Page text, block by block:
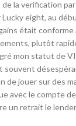
la verification
eight, au
était conforme
plutôt
mon statut de
souvent
de jouer sur des
avec le compte
un retrait le